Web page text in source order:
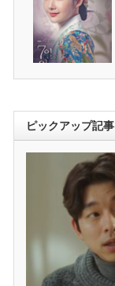
ピックアップ記事